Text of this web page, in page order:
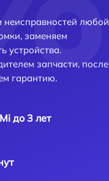
неисправностей любой
заменяем
устройства.
запчасти, после
гарантию.
до 3 лет